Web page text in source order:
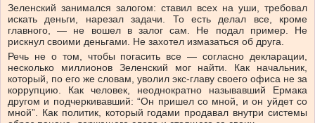
Зеленский занимался залогом: ставил всех на уши, требовал
искать деньги, нарезал задачи. То есть делал все, кроме
главного, — не вошел в залог сам. Не подал пример. Не
рискнул своими деньгами. Не захотел измазаться об друга.
Речь не о том, чтобы погасить все — согласно декларации,
несколько миллионов Зеленский мог найти. Как начальник,
который, по его же словам, уволил экс-главу своего офиса не за
коррупцию. Как человек, неоднократно называвший Ермака
другом и подчеркивавший: “Он пришел со мной, и он уйдет со
мной”. Как политик, который годами продавал внутри системы